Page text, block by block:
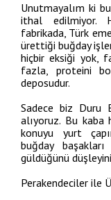
Unutmayalım ki
ithal edilmiyor.
fabrikada, Türk
ürettiği buğday
hiçbir eksiği yok,
fazla, proteini
deposudur.
Sadece biz Duru
alıyoruz. Bu
konuyu yurt
buğday
güldüğünü
Perakendeciler ile